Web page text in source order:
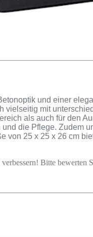
und einer
mit
als auch für den
die Pflege. Zudem
25 x 25 x 26 cm
Bitte bewerten